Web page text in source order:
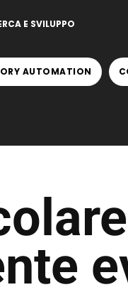
E SVILUPPO
AUTOMATION